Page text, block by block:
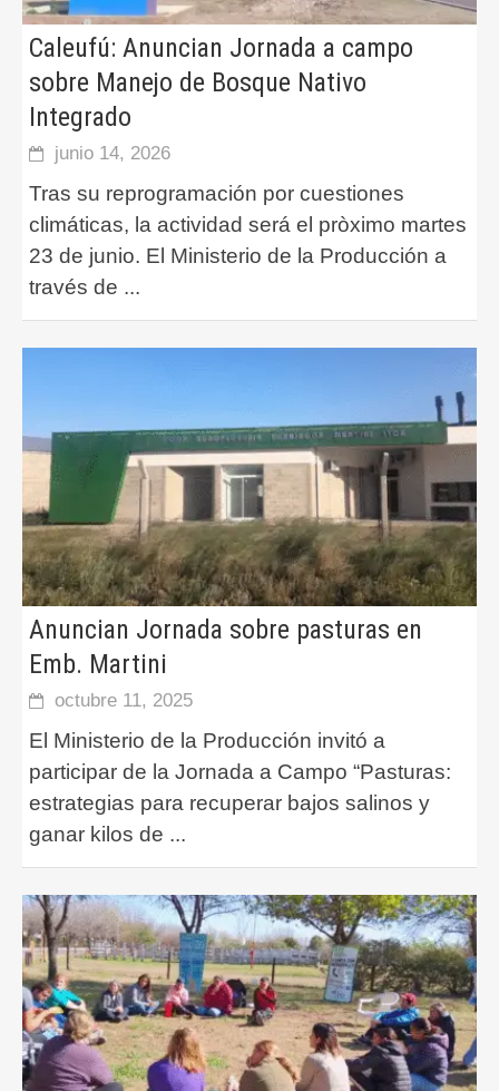
Caleufú: Anuncian Jornada a campo
sobre Manejo de Bosque Nativo
Integrado
junio 14, 2026
Tras su reprogramación por cuestiones
climáticas, la actividad será el pròximo martes
23 de junio. El Ministerio de la Producción a
través de ...
Anuncian Jornada sobre pasturas en
Emb. Martini
octubre 11, 2025
El Ministerio de la Producción invitó a
participar de la Jornada a Campo “Pasturas:
estrategias para recuperar bajos salinos y
ganar kilos de ...